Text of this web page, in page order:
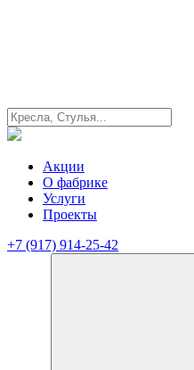
Акции
О фабрике
Услуги
Проекты
+7 (917) 914-25-42